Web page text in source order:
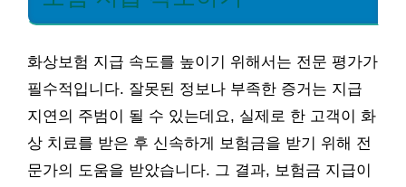
화상보험 지급 속도를 높이기 위해서는 전문 평가가
필수적입니다. 잘못된 정보나 부족한 증거는 지급
지연의 주범이 될 수 있는데요, 실제로 한 고객이 화
상 치료를 받은 후 신속하게 보험금을 받기 위해 전
문가의 도움을 받았습니다. 그 결과, 보험금 지급이